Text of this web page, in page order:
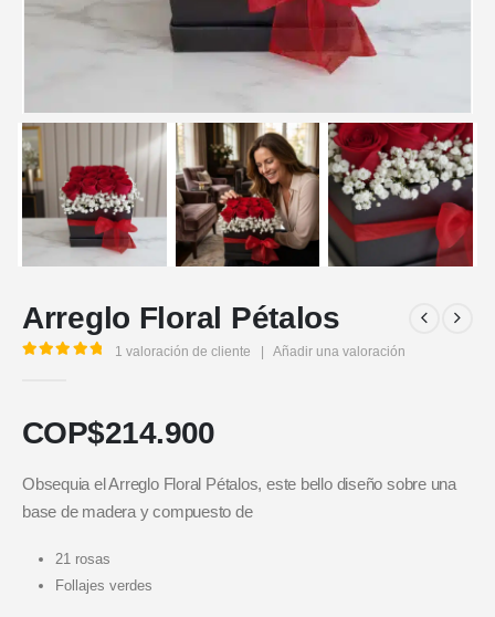
Arreglo Floral Pétalos
1 valoración de cliente | Añadir una valoración
COP$214.900
Obsequia el Arreglo Floral Pétalos, este bello diseño sobre una
base de madera y compuesto de
21 rosas
Follajes verdes